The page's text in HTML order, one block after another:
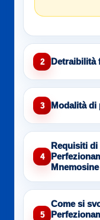
2 Detraibilità
3 Modalità di
4
Requisiti
Mnemosine
5
Come si